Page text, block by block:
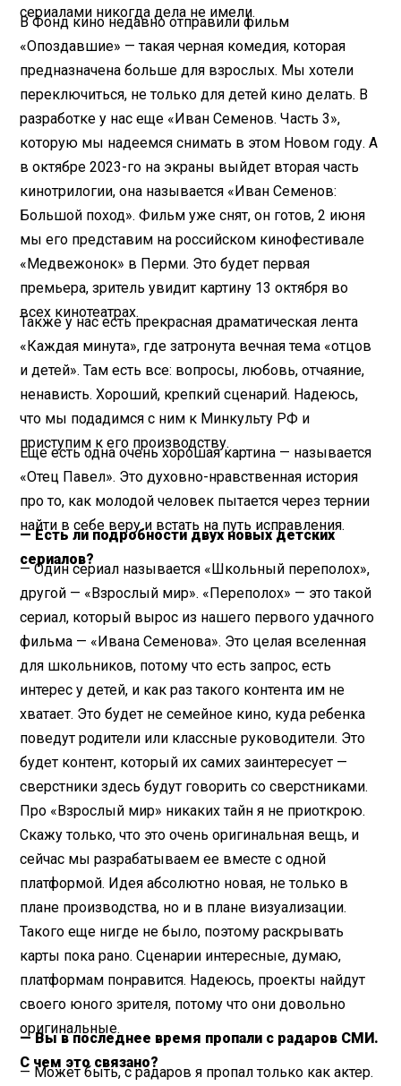
сериалами никогда дела не имели.
В Фонд кино недавно отправили фильм
«Опоздавшие» — такая черная комедия, которая
предназначена больше для взрослых. Мы хотели
переключиться, не только для детей кино делать. В
разработке у нас еще «Иван Семенов. Часть 3»,
которую мы надеемся снимать в этом Новом году. А
в октябре 2023-го на экраны выйдет вторая часть
кинотрилогии, она называется «Иван Семенов:
Большой поход». Фильм уже снят, он готов, 2 июня
мы его представим на российском кинофестивале
«Медвежонок» в Перми. Это будет первая
премьера, зритель увидит картину 13 октября во
всех кинотеатрах.
Также у нас есть прекрасная драматическая лента
«Каждая минута», где затронута вечная тема «отцов
и детей». Там есть все: вопросы, любовь, отчаяние,
ненависть. Хороший, крепкий сценарий. Надеюсь,
что мы подадимся с ним к Минкульту РФ и
приступим к его производству.
Еще есть одна очень хорошая картина — называется
«Отец Павел». Это духовно-нравственная история
про то, как молодой человек пытается через тернии
найти в себе веру и встать на путь исправления.
— Есть ли подробности двух новых детских
сериалов?
— Один сериал называется «Школьный переполох»,
другой — «Взрослый мир». «Переполох» — это такой
сериал, который вырос из нашего первого удачного
фильма — «Ивана Семенова». Это целая вселенная
для школьников, потому что есть запрос, есть
интерес у детей, и как раз такого контента им не
хватает. Это будет не семейное кино, куда ребенка
поведут родители или классные руководители. Это
будет контент, который их самих заинтересует —
сверстники здесь будут говорить со сверстниками.
Про «Взрослый мир» никаких тайн я не приоткрою.
Скажу только, что это очень оригинальная вещь, и
сейчас мы разрабатываем ее вместе с одной
платформой. Идея абсолютно новая, не только в
плане производства, но и в плане визуализации.
Такого еще нигде не было, поэтому раскрывать
карты пока рано. Сценарии интересные, думаю,
платформам понравится. Надеюсь, проекты найдут
своего юного зрителя, потому что они довольно
оригинальные.
— Вы в последнее время пропали с радаров СМИ.
С чем это связано?
— Может быть, с радаров я пропал только как актер.